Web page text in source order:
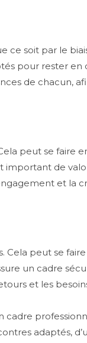
ce soit par le
pour rester
de chacun,
peut se faire
important de
et la
Cela peut se
un cadre
et les
cadre
adaptés,